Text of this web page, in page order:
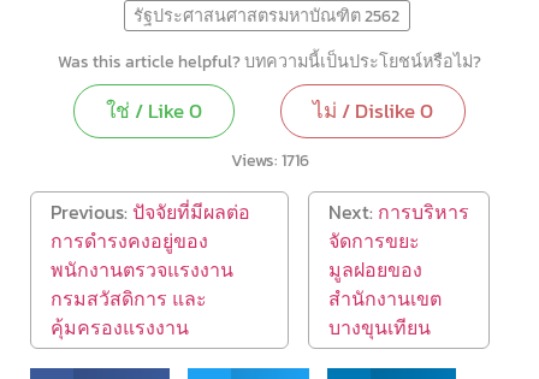
รัฐประศาสนศาสตรมหาบัณฑิต 2562
Was this article helpful? บทความนี้เป็นประโยชน์หรือไม่?
ใช่ / Like0 ไม่ / Dislike0
Views:1716
Previous: ปัจจัยที่มีผลต่อ
การดำรงคงอยู่ของ
พนักงานตรวจแรงงาน
กรมสวัสดิการ และ
คุ้มครองแรงงาน
Next: การบริหาร
จัดการขยะ
มูลฝอยของ
สำนักงานเขต
บางขุนเทียน